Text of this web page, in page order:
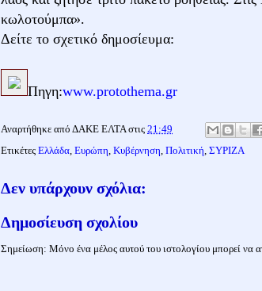
κωλοτούμπα».
Δείτε το σχετικό δημοσίευμα:
Πηγη:www.protothema.gr
Αναρτήθηκε από ΔΑΚΕ ΕΛΤΑ στις 21:49
Ετικέτες Ελλάδα, Ευρώπη, Κυβέρνηση, Πολιτική, ΣΥΡΙΖΑ
Δεν υπάρχουν σχόλια:
Δημοσίευση σχολίου
Σημείωση: Μόνο ένα μέλος αυτού του ιστολογίου μπορεί να